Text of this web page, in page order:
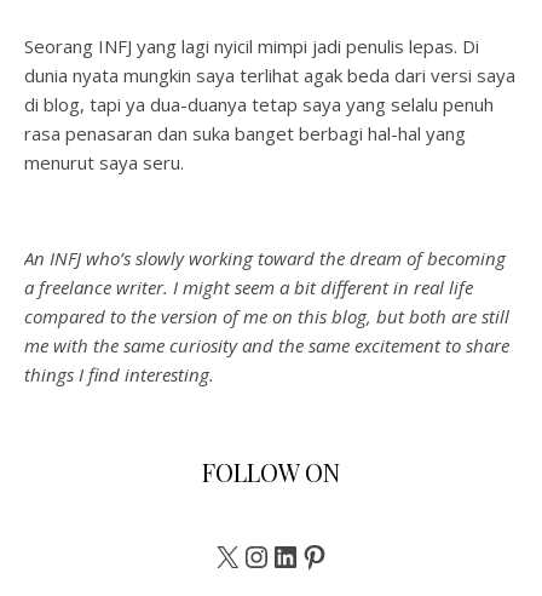
Seorang INFJ yang lagi nyicil mimpi jadi penulis lepas. Di
dunia nyata mungkin saya terlihat agak beda dari versi saya
di blog, tapi ya dua-duanya tetap saya yang selalu penuh
rasa penasaran dan suka banget berbagi hal-hal yang
menurut saya seru.
An INFJ who’s slowly working toward the dream of becoming
a freelance writer. I might seem a bit different in real life
compared to the version of me on this blog, but both are still
me with the same curiosity and the same excitement to share
things I find interesting.
FOLLOW ON
X Instagram
LinkedInPinterest